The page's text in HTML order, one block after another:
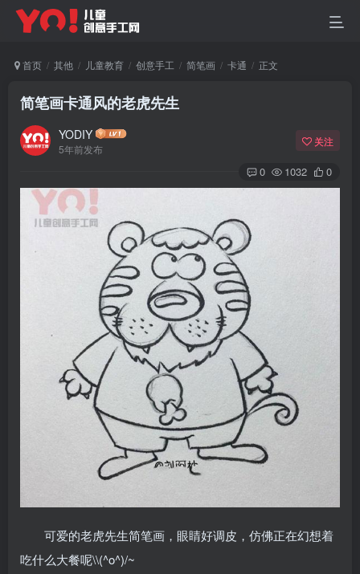
首页 其他 儿童教育 创意手工 简笔画 卡通 正文
简笔画卡通风的老虎先生
YODIY
5年前发布
关注
0 1032 0
可爱的老虎先生简笔画，眼睛好调皮，仿佛正在幻想着
吃什么大餐呢\\(^o^)/~